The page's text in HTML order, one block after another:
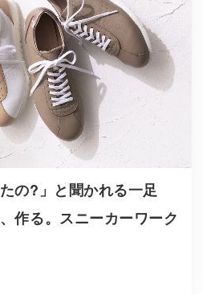
の?」と聞かれる一足
作る。スニーカーワーク